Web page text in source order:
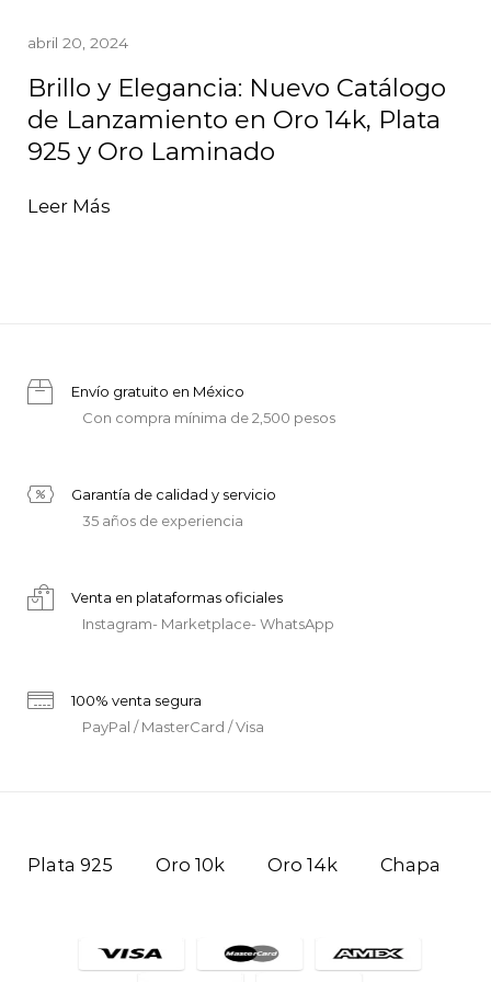
abril 20, 2024
Brillo y Elegancia: Nuevo Catálogo
de Lanzamiento en Oro 14k, Plata
925 y Oro Laminado
Leer Más
Envío gratuito en México
Con compra mínima de 2,500 pesos
Garantía de calidad y servicio
35 años de experiencia
Venta en plataformas oficiales
Instagram- Marketplace- WhatsApp
100% venta segura
PayPal / MasterCard / Visa
Plata 925 Oro 10k Oro 14k Chapa